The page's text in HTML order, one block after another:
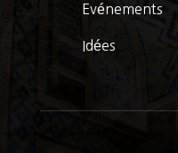
Evénements
Idées